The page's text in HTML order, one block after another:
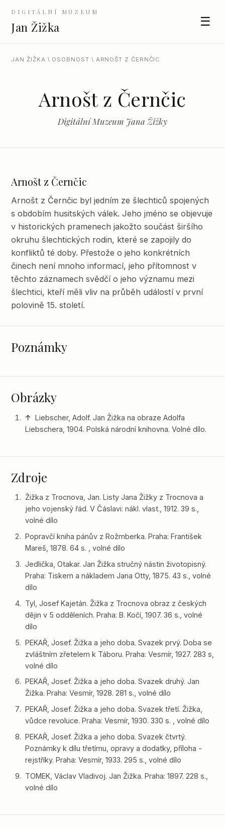
DIGITÁLNÍ MUZEUM
Jan Žižka ☰
JAN ŽIŽKA \ OSOBNOST \ ARNOŠT Z ČERNČIC
Arnošt z Černčic
Digitální Muzeum Jana Žižky
Arnošt z Černčic
Arnošt z Černčic byl jedním ze šlechticů spojených
s obdobím husitských válek. Jeho jméno se objevuje
v historických pramenech jakožto součást širšího
okruhu šlechtických rodin, které se zapojily do
konfliktů té doby. Přestože o jeho konkrétních
činech není mnoho informací, jeho přítomnost v
těchto záznamech svědčí o jeho významu mezi
šlechtici, kteří měli vliv na průběh událostí v první
polovině 15. století.
Poznámky
Obrázky
↑ Liebscher, Adolf. Jan Žižka na obraze Adolfa
Liebschera, 1904. Polská národní knihovna. Volné dílo.
Zdroje
Žižka z Trocnova, Jan. Listy Jana Žižky z Trocnova a
jeho vojenský řád. V Čáslavi: nákl. vlast., 1912. 39 s.,
volné dílo
Popravčí kniha pánův z Rožmberka. Praha: František
Mareš, 1878. 64 s. , volné dílo
Jedlička, Otakar. Jan Žižka stručný nástin životopisný.
Praha: Tiskem a nákladem Jana Otty, 1875. 43 s., volné
dílo
Tyl, Josef Kajetán. Žižka z Trocnova obraz z českých
dějin v 5 odděleních. Praha: B. Kočí, 1907. 36 s., volné
dílo
PEKAŘ, Josef. Žižka a jeho doba. Svazek prvý. Doba se
zvláštním zřetelem k Táboru. Praha: Vesmír, 1927. 283 s,
volné dílo
PEKAŘ, Josef. Žižka a jeho doba. Svazek druhý. Jan
Žižka. Praha: Vesmír, 1928. 281 s., volné dílo
PEKAŘ, Josef. Žižka a jeho doba. Svazek třetí. Žižka,
vůdce revoluce. Praha: Vesmír, 1930. 330 s. , volné dílo
PEKAŘ, Josef. Žižka a jeho doba. Svazek čtvrtý.
Poznámky k dílu třetímu, opravy a dodatky, příloha -
rejstříky. Praha: Vesmír, 1933. 295 s., volné dílo
TOMEK, Václav Vladivoj. Jan Žižka. Praha: 1897. 228 s.,
volné dílo